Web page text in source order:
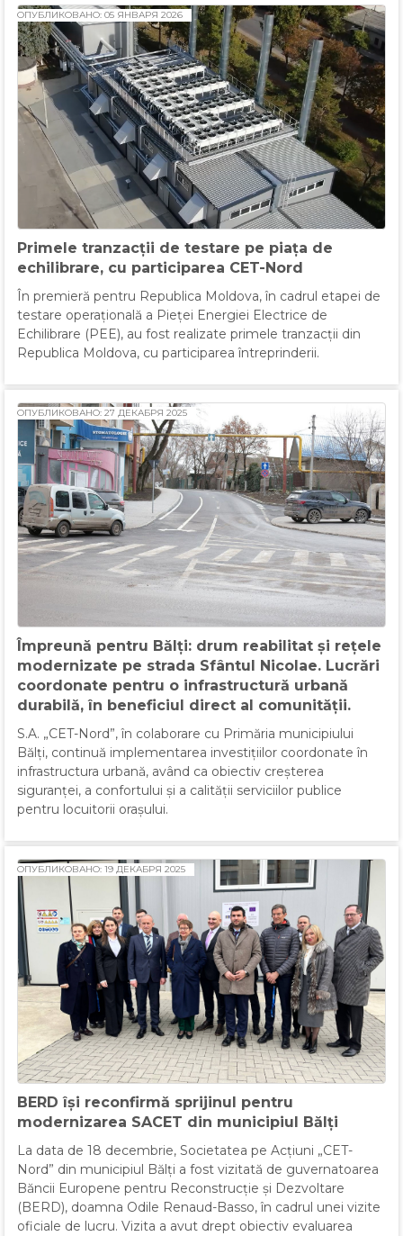
Primele tranzacții de testare pe piața de
echilibrare, cu participarea CET-Nord
ОПУБЛИКОВАНО: 05 ЯНВАРЯ 2026
În premieră pentru Republica Moldova, în cadrul etapei de
testare operațională a Pieței Energiei Electrice de
Echilibrare (PEE), au fost realizate primele tranzacții din
Republica Moldova, cu participarea întreprinderii.
Împreună pentru Bălți: drum reabilitat și rețele
modernizate pe strada Sfântul Nicolae. Lucrări
coordonate pentru o infrastructură urbană
durabilă, în beneficiul direct al comunității.
ОПУБЛИКОВАНО: 27 ДЕКАБРЯ 2025
S.A. „CET-Nord”, în colaborare cu Primăria municipiului
Bălți, continuă implementarea investițiilor coordonate în
infrastructura urbană, având ca obiectiv creșterea
siguranței, a confortului și a calității serviciilor publice
pentru locuitorii orașului.
BERD își reconfirmă sprijinul pentru
modernizarea SACET din municipiul Bălți
ОПУБЛИКОВАНО: 19 ДЕКАБРЯ 2025
La data de 18 decembrie, Societatea pe Acțiuni „CET-
Nord” din municipiul Bălți a fost vizitată de guvernatoarea
Băncii Europene pentru Reconstrucție și Dezvoltare
(BERD), doamna Odile Renaud-Basso, în cadrul unei vizite
oficiale de lucru. Vizita a avut drept obiectiv evaluarea